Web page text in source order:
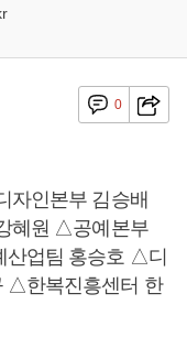
0
인본부 김승배
혜원 △공예본부
업팀 홍승호 △디
△한복진흥센터 한